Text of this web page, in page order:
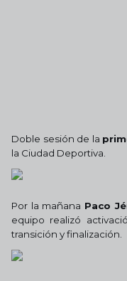
Doble sesión de la
la Ciudad Deportiva.
Por la mañana Paco
equipo realizó
transición y finalización.